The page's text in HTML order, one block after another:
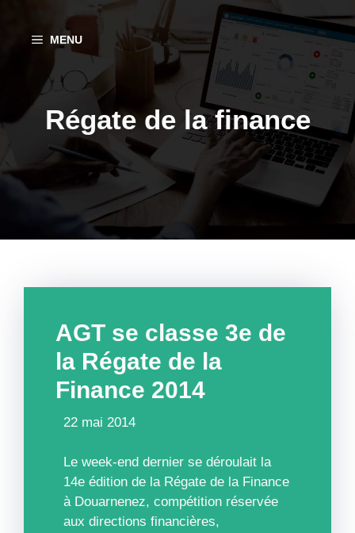
contenu
MENU
Régate de la finance
AGT se classe 3e de
la Régate de la
Finance 2014
22 mai 2014
Le week-end dernier se déroulait la
14e édition de la Régate de la Finance
à Douarnenez, compétition réservée
aux directions financières,